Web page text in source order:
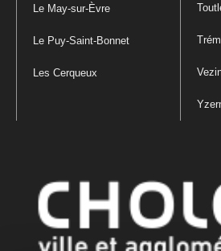
Le May-sur-Èvre
Le Puy-Saint-Bonnet
Les Cerqueux